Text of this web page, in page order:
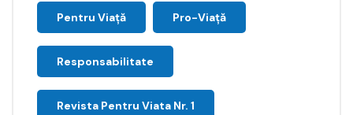
Pentru Viață Pro-Viață
Responsabilitate
Revista Pentru Viata Nr. 1